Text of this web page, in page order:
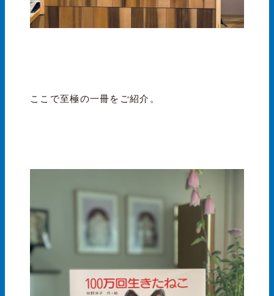
ここで至極の一冊をご紹介。